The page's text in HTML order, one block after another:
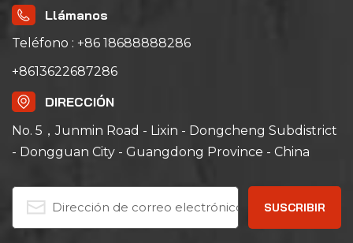
Llámanos
Teléfono : +86 18688888286
+8613622687286
DIRECCIÓN
No. 5，Junmin Road - Lixin - Dongcheng Subdistrict
- Dongguan City - Guangdong Province - China